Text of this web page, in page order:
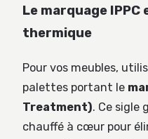
Le marquage
thermique
Pour vos meubles,
palettes portant le
Treatment). Ce sigle
chauffé à cœur pour